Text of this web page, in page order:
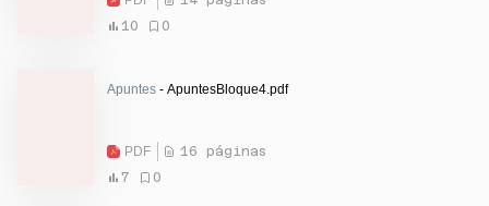
10
0
Apuntes - ApuntesBloque4.pdf
PDF
16 páginas
7
0